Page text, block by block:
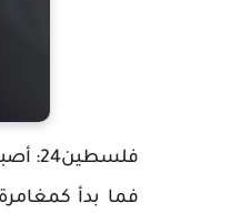
فلسطين24: أصبحت خطوة حظر استخدام المراهقين لوسائل التواصل الاجتماعي ظاهرة عالمية.
فما بدأ